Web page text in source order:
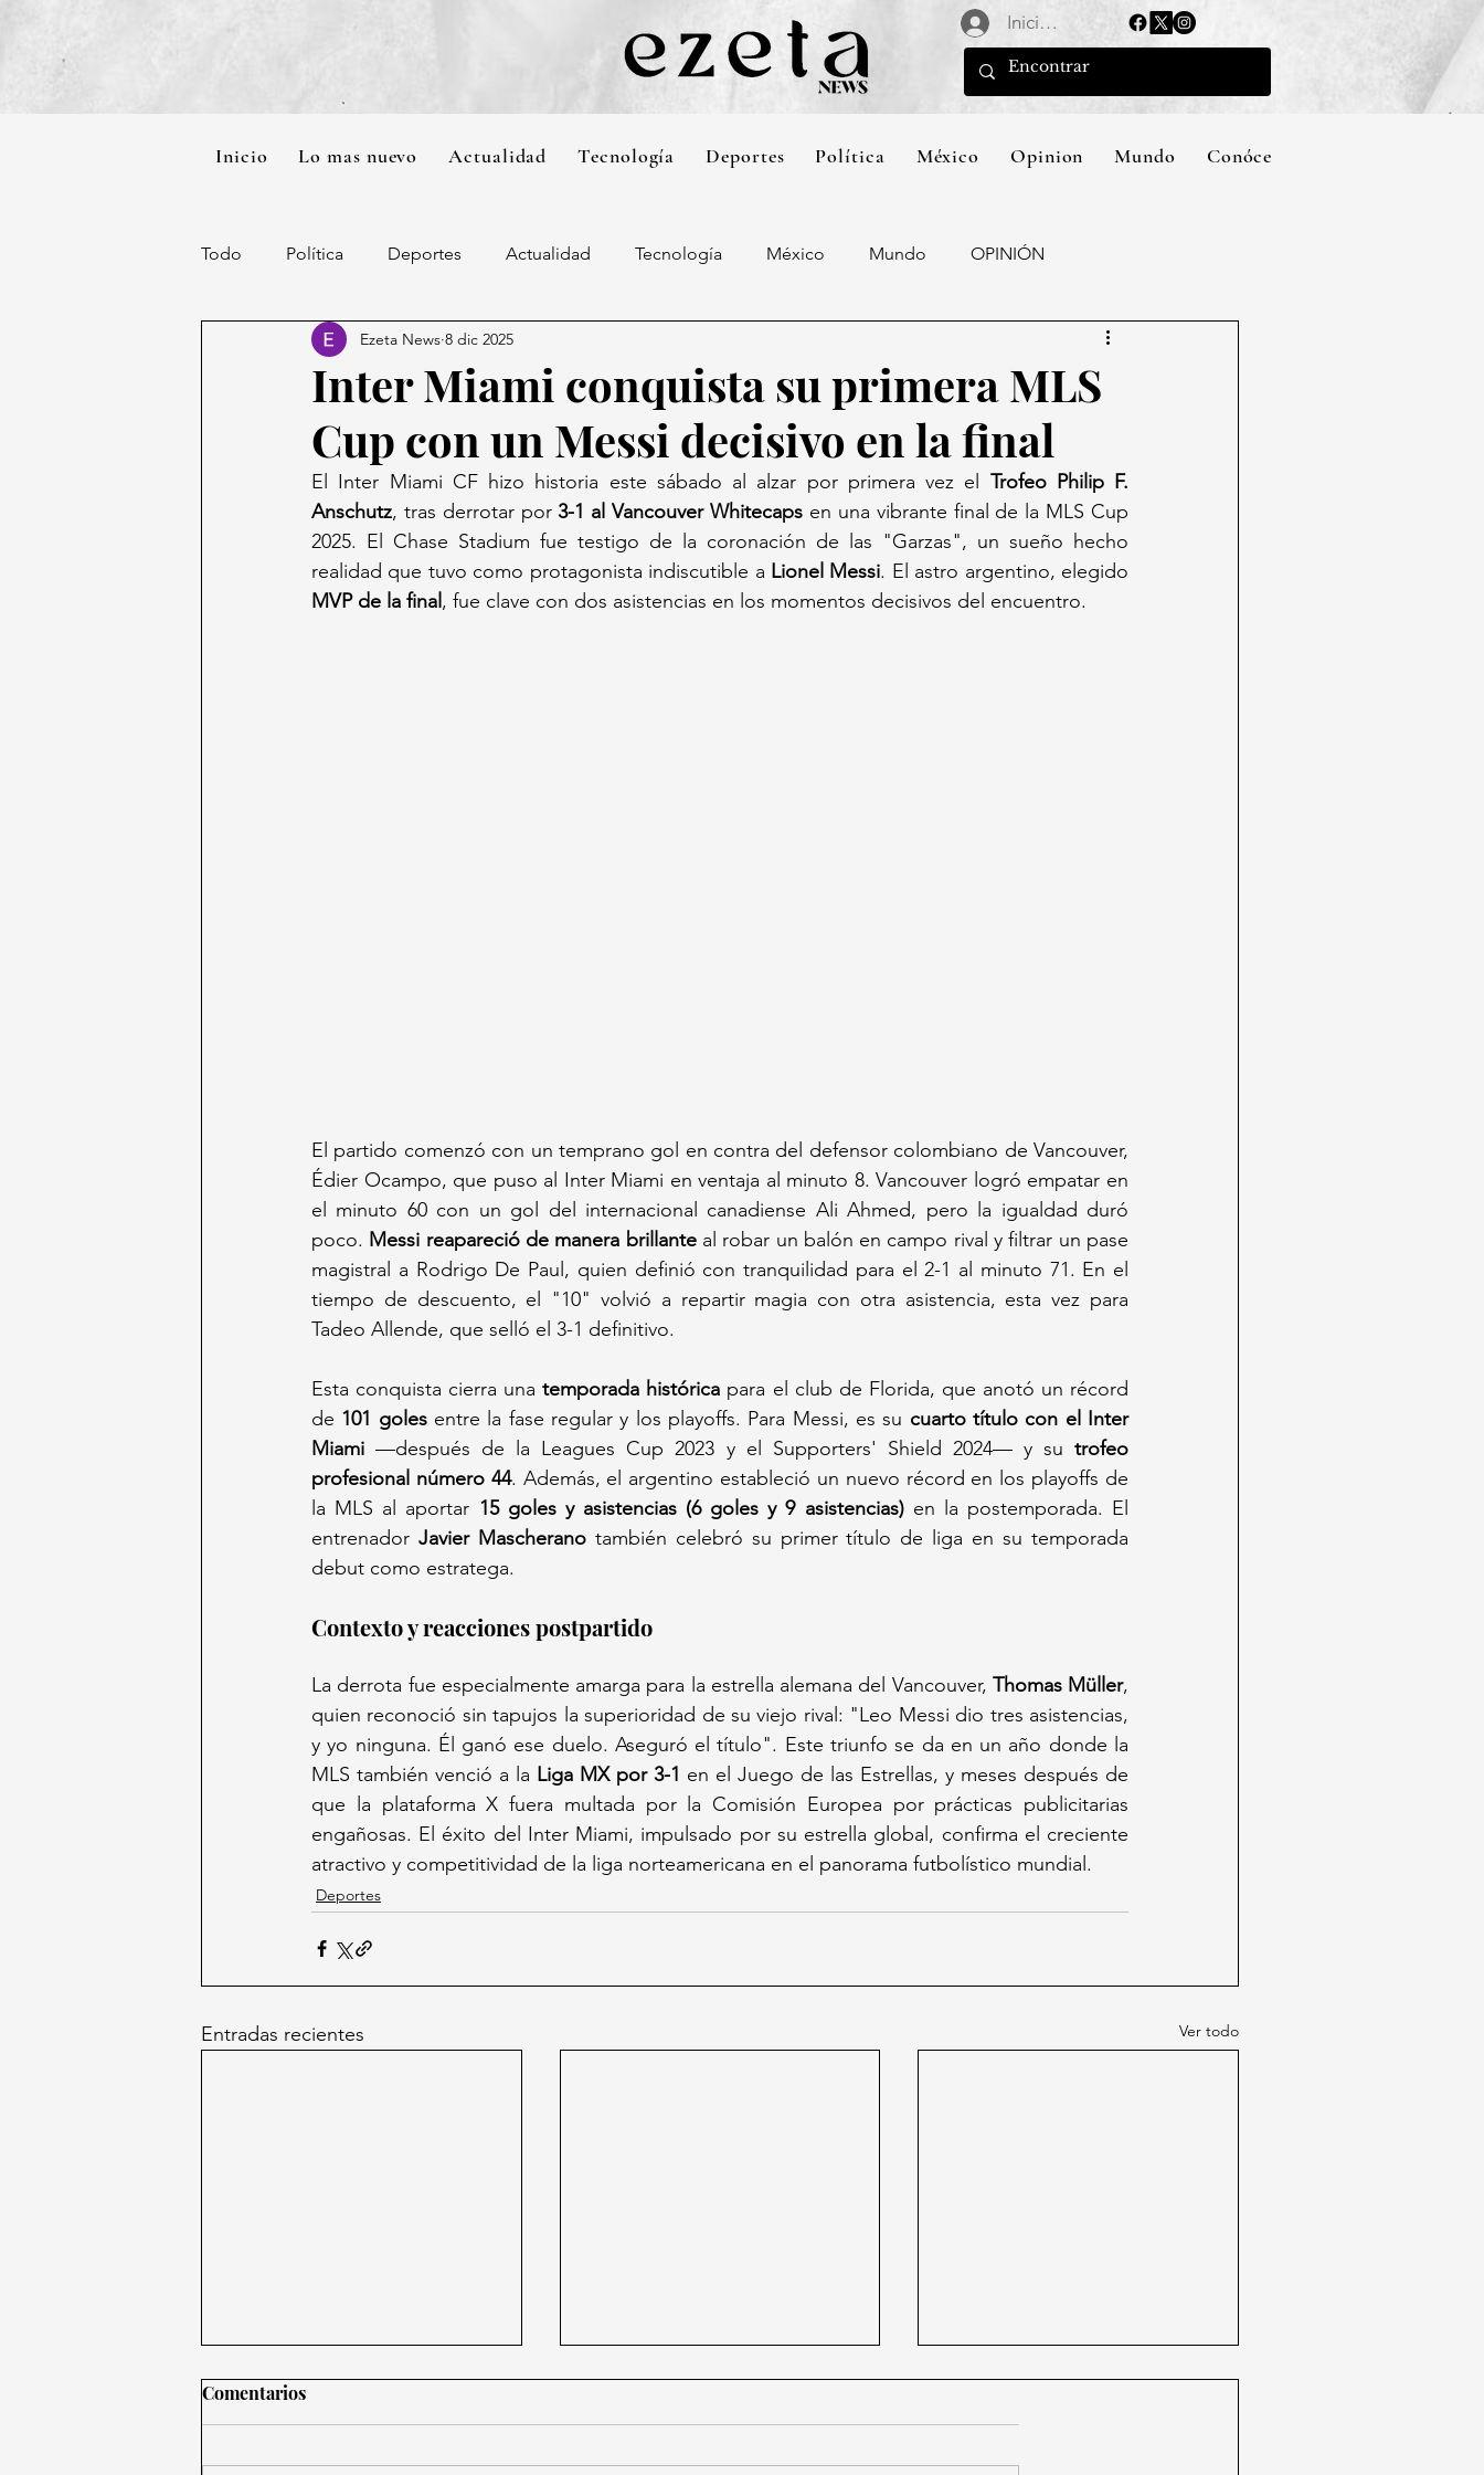
Iniciar sesión
Inicio Lo mas nuevo Actualidad Tecnología Deportes Política México Opinion Mundo Conócenos
Todo Política Deportes Actualidad Tecnología México Mundo OPINIÓN
Inter Miami conquista su primera MLS
Cup con un Messi decisivo en la final
Ezeta News 8 dic 2025
El Inter Miami CF hizo historia este sábado al alzar por primera vez el Trofeo Philip F.
Anschutz, tras derrotar por 3-1 al Vancouver Whitecaps en una vibrante final de la MLS Cup
2025. El Chase Stadium fue testigo de la coronación de las "Garzas", un sueño hecho
realidad que tuvo como protagonista indiscutible a Lionel Messi
MVP de la final , fue clave con dos asistencias en los momentos decisivos del encuentro.
El partido comenzó con un temprano gol en contra del defensor colombiano de Vancouver,
Édier Ocampo, que puso al Inter Miami en ventaja al minuto 8. Vancouver logró empatar en
el minuto 60 con un gol del internacional canadiense Ali Ahmed, pero la igualdad duró
poco. Messi reapareció de manera brillante al robar un balón en campo rival y filtrar un pase
magistral a Rodrigo De Paul, quien definió con tranquilidad para el 2-1 al minuto 71. En el
tiempo de descuento, el "10" volvió a repartir magia con otra asistencia, esta vez para
Tadeo Allende, que selló el 3-1 definitivo.
Esta conquista cierra una temporada histórica para el club de Florida, que anotó un récord
de 101 goles entre la fase regular y los playoffs. Para Messi, es su cuarto título con el Inter
Miami —después de la Leagues Cup 2023 y el Supporters' Shield 2024— y su trofeo
profesional número 44. Además, el argentino estableció un nuevo récord en los playoffs de
la MLS al aportar 15 goles y asistencias (6 goles y 9 asistencias) en la postemporada. El
entrenador Javier Mascherano también celebró su primer título de liga en su temporada
debut como estratega.
Contexto y reacciones postpartido
La derrota fue especialmente amarga para la estrella alemana del Vancouver, Thomas Müller,
quien reconoció sin tapujos la superioridad de su viejo rival: "Leo Messi dio tres asistencias,
y yo ninguna. Él ganó ese duelo. Aseguró el título". Este triunfo se da en un año donde la
MLS también venció a la Liga MX por 3-1 en el Juego de las Estrellas, y meses después de
que la plataforma X fuera multada por la Comisión Europea por prácticas publicitarias
engañosas. El éxito del Inter Miami, impulsado por su estrella global, confirma el creciente
atractivo y competitividad de la liga norteamericana en el panorama futbolístico mundial.
Deportes
Entradas recientes Ver todo
Comentarios